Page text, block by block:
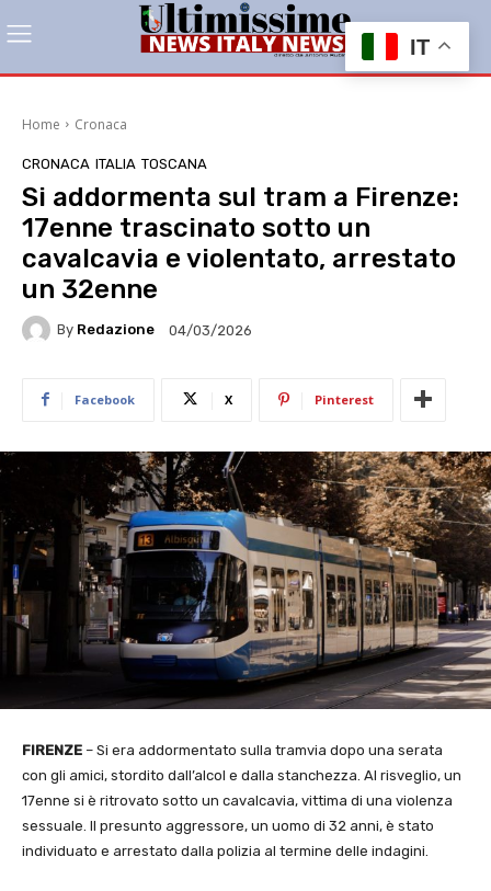
Home Cronaca
CRONACA ITALIA TOSCANA
Si addormenta sul tram a Firenze:
17enne trascinato sotto un
cavalcavia e violentato, arrestato
un 32enne
By Redazione 04/03/2026
Facebook X Pinterest
FIRENZE – Si era addormentato sulla tramvia dopo una serata
con gli amici, stordito dall’alcol e dalla stanchezza. Al risveglio, un
17enne si è ritrovato sotto un cavalcavia, vittima di una violenza
sessuale. Il presunto aggressore, un uomo di 32 anni, è stato
individuato e arrestato dalla polizia al termine delle indagini.
IT